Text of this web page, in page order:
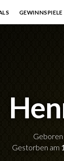
GEWINNSPIELE
Geboren
Gestorben am